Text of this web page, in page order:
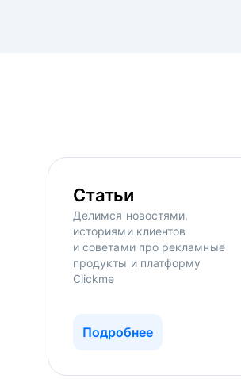
Статьи
Делимся новостями,
историями клиентов
и советами про рекламные
продукты и платформу
Clickme
Подробнее